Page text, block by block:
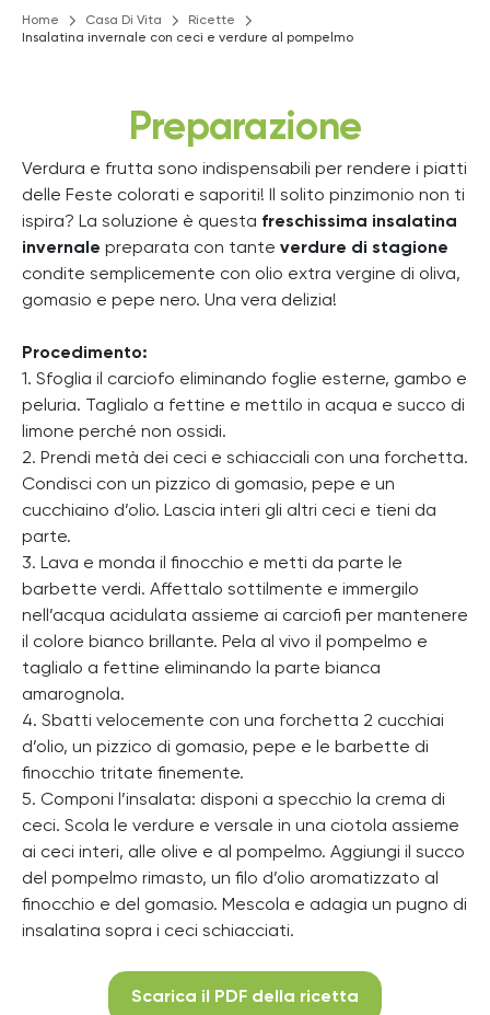
Home Casa Di Vita
Ricette
Insalatina invernale con ceci e verdure al pompelmo
Preparazione
Verdura e frutta sono indispensabili per rendere i piatti
delle Feste colorati e saporiti! Il solito pinzimonio non ti
ispira? La soluzione è questa freschissima insalatina
invernale preparata con tante verdure di stagione
condite semplicemente con olio extra vergine di oliva,
gomasio e pepe nero. Una vera delizia!
Procedimento:
1. Sfoglia il carciofo eliminando foglie esterne, gambo e
peluria. Taglialo a fettine e mettilo in acqua e succo di
limone perché non ossidi.
2. Prendi metà dei ceci e schiacciali con una forchetta.
Condisci con un pizzico di gomasio, pepe e un
cucchiaino d’olio. Lascia interi gli altri ceci e tieni da
parte.
3. Lava e monda il finocchio e metti da parte le
barbette verdi. Affettalo sottilmente e immergilo
nell’acqua acidulata assieme ai carciofi per mantenere
il colore bianco brillante. Pela al vivo il pompelmo e
taglialo a fettine eliminando la parte bianca
amarognola.
4. Sbatti velocemente con una forchetta 2 cucchiai
d’olio, un pizzico di gomasio, pepe e le barbette di
finocchio tritate finemente.
5. Componi l’insalata: disponi a specchio la crema di
ceci. Scola le verdure e versale in una ciotola assieme
ai ceci interi, alle olive e al pompelmo. Aggiungi il succo
del pompelmo rimasto, un filo d’olio aromatizzato al
finocchio e del gomasio. Mescola e adagia un pugno di
insalatina sopra i ceci schiacciati.
Scarica il PDF della ricetta